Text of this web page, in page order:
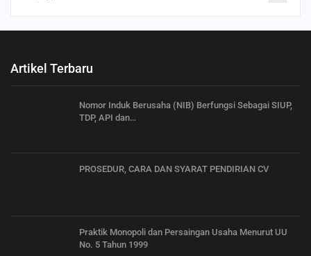
Artikel Terbaru
Nomor Induk Berusaha (NIB) Berfungsi Sebagai SIUP,
TDP, API dan…
PROSEDUR, CARA DAN SYARAT PENDIRIAN CV
Praktik Monopoli dan Persaingan Usaha Menurut UU
No. 5 Tahun 1999